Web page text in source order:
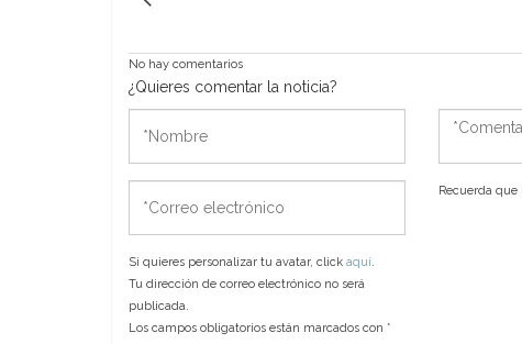
No hay comentarios
¿Quieres comentar la noticia?
electrónico
Si quieres personalizar tu avatar, click aquí.
Tu dirección de correo electrónico no será
publicada.
Los campos obligatorios están marcados con *
Recuerda